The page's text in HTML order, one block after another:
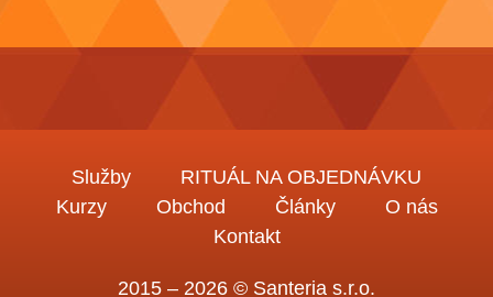
Služby
RITUÁL NA OBJEDNÁVKU
Kurzy
Obchod Články
O nás
Kontakt
2015 – 2026 © Santeria s.r.o.